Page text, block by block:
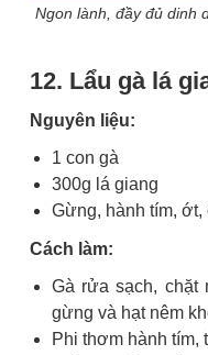
Ngon lành, đầy đủ dinh
12. Lẩu gà lá
Nguyên liệu:
1 con gà
300g lá giang
Gừng, hành tím, ớt,
Cách làm:
Gà rửa sạch, chặt
gừng và hạt nêm
Phi thơm hành tím,